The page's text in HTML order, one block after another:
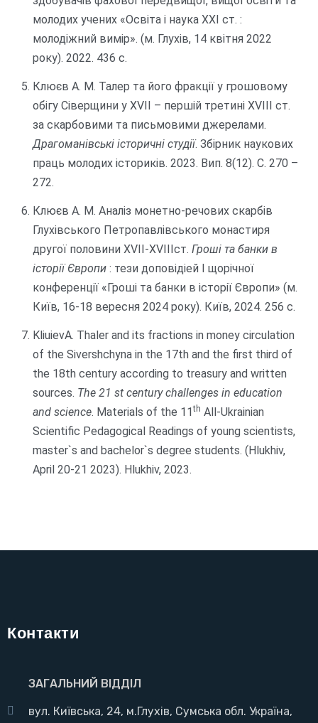
молодих учених «Освіта і наука ХХІ ст. :
молодіжний вимір». (м. Глухів, 14 квітня 2022
року). 2022. 436 с.
Клюєв А. М. Талер та його фракції у грошовому
обігу Сіверщини у XVII – першій третині XVIII ст.
за скарбовими та письмовими джерелами.
Драгоманівські історичні студії. Збірник наукових
праць молодих істориків. 2023. Вип. 8(12). С. 270 –
272.
Клюєв А. М. Аналіз монетно-речових скарбів
Глухівського Петропавлівського монастиря
другої половини ХVІІ-ХVІІІст.Гроші та банки в
історії Європи : тези доповідіей І щорічної
конференції «Гроші та банки в історії Європи» (м.
Київ, 16-18 вересня 2024 року). Київ, 2024. 256 с.
KliuievА. Thaler and its fractions in money circulation
of the Sivershchyna in the 17th and the first third of
the 18th century according to treasury and written
sources. The 21 st century challenges in education
and science. Materials of the 11th All-Ukrainian
Scientific Pedagogical Readings of young scientists,
master`s and bachelor`s degree students. (Hlukhiv,
April 20-21 2023). Hlukhiv, 2023.
Контакти
ЗАГАЛЬНИЙ ВІДДІЛ
вул. Київська, 24, м.Глухів, Сумська обл. Україна,